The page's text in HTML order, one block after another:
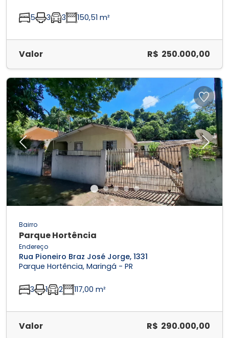
5 3 3 150,51 m²
Valor R$ 250.000,00
Previous Next
Bairro
Parque Hortência
Endereço
Rua Pioneiro Braz José Jorge, 1331
Parque Hortência, Maringá - PR
3 1 2 117,00 m²
Valor R$ 290.000,00